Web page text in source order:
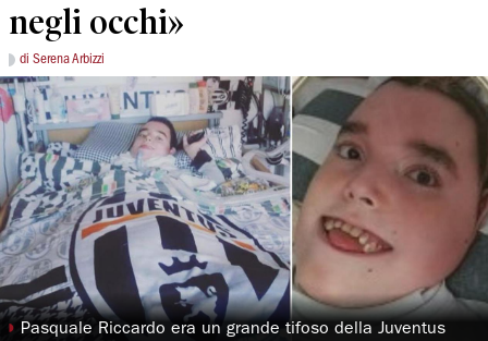
negli occhi»
di Serena Arbizzi
◗ Pasquale Riccardo era un grande tifoso della Juventus